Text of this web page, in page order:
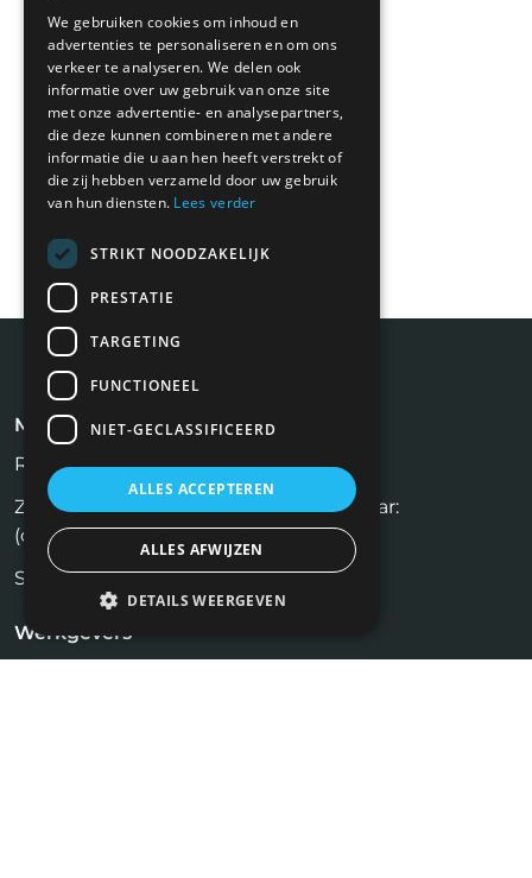
Meest recente blogs
Rijksvastgoedbedrijf (RVB)
Zelf een huis verkopen zonder makelaar:
(on)realistisch?
Social media recruitment.
Werkgevers
We gebruiken cookies om inhoud en
advertenties te personaliseren en om ons
verkeer te analyseren. We delen ook
informatie over uw gebruik van onze site
met onze advertentie- en analysepartners,
die deze kunnen combineren met andere
informatie die u aan hen heeft verstrekt of
die zij hebben verzameld door uw gebruik
van hun diensten. Lees verder
STRIKT NOODZAKELIJK
PRESTATIE
TARGETING
FUNCTIONEEL
NIET-GECLASSIFICEERD
ALLES ACCEPTEREN
ALLES AFWIJZEN
DETAILS WEERGEVEN